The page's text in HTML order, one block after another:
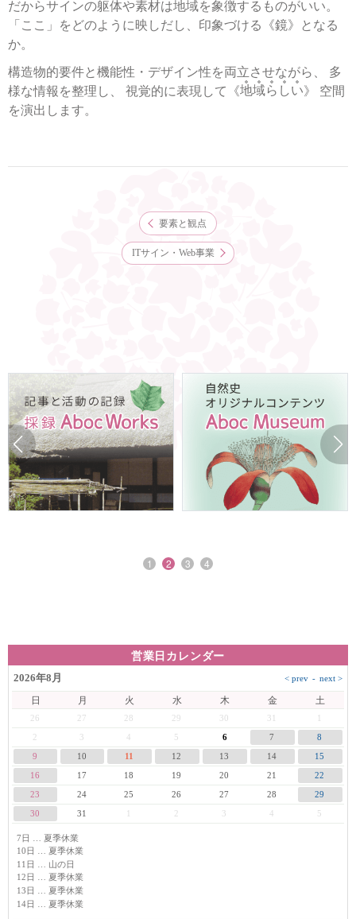
だからサインの躯体や素材は地域を象徴するものがいい。
「ここ」をどのように映しだし、印象づける《鏡》となる
か。
構造物的要件と機能性・デザイン性を両立させながら、
多
様な情報を整理し、 視覚的に表現して《地域らしい》
空間
を演出します。
要素と観点
ITサイン・Web事業
1 2 3 4
営業日カレンダー
2026年8月
日 月 火 水 木 金 土
26 27 28 29 30 31
3 4 5 6 7
8
9
10 11 12 13 14
15
16
17 18 19 20 21
22
23
24 25 26 27 28
29
30
31 3 4 5
7日 … 夏季休業
10日 … 夏季休業
11日 … 山の日
12日 … 夏季休業
13日 … 夏季休業
14日 … 夏季休業